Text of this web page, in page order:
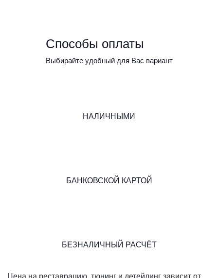
Способы оплаты
Выбирайте удобный для Вас вариант
НАЛИЧНЫМИ
БАНКОВСКОЙ КАРТОЙ
БЕЗНАЛИЧНЫЙ РАСЧЁТ
Цена на реставрацию, тюнинг и детейлинг зависит от